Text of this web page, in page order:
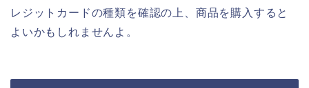
レジットカードの種類を確認の上、商品を購入すると
よいかもしれませんよ。